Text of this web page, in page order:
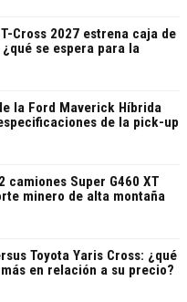
Cross 2027 estrena caja de
se espera para la
la Ford Maverick Híbrida
de la pick-up
camiones Super G460 XT
minero de alta montaña
Toyota Yaris Cross: ¿qué
en relación a su precio?